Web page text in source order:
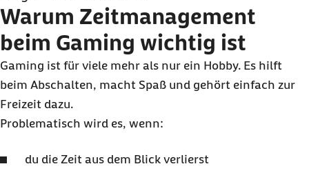
Gaming
Warum Zeitmanagement
beim Gaming wichtig ist
Gaming ist für viele mehr als nur ein Hobby. Es hilft
beim Abschalten, macht Spaß und gehört einfach zur
Freizeit dazu.
Problematisch wird es, wenn:
du die Zeit aus dem Blick verlierst